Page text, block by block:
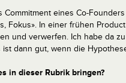
eines Co-
Fokus». In einer frühen
und verwerfen. Ich habe da
dann gut, wenn die
in dieser Rubrik bringen?